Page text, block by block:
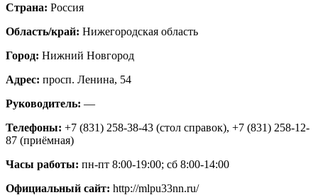
Страна: Россия
Область/край: Нижегородская область
Город: Нижний Новгород
Адрес: просп. Ленина, 54
Руководитель: —
Телефоны: +7 (831) 258-38-43 (стол справок), +7 (831) 258-12-
87 (приёмная)
Часы работы: пн-пт 8:00-19:00; сб 8:00-14:00
Официальный сайт: http://mlpu33nn.ru/